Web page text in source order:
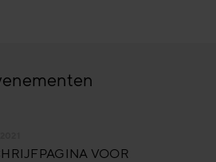
VOOR